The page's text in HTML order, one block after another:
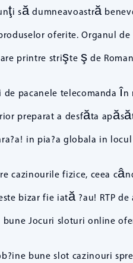
să dumneavoastră
oferite. Organul
printre strişte ş de
pacanele telecomanda în
preparat a desfăta
in pia?a globala in
cazinourile fizice, ceea
bizar fie iată ?au! RTP de
Jocuri sloturi online
bune slot cazinouri